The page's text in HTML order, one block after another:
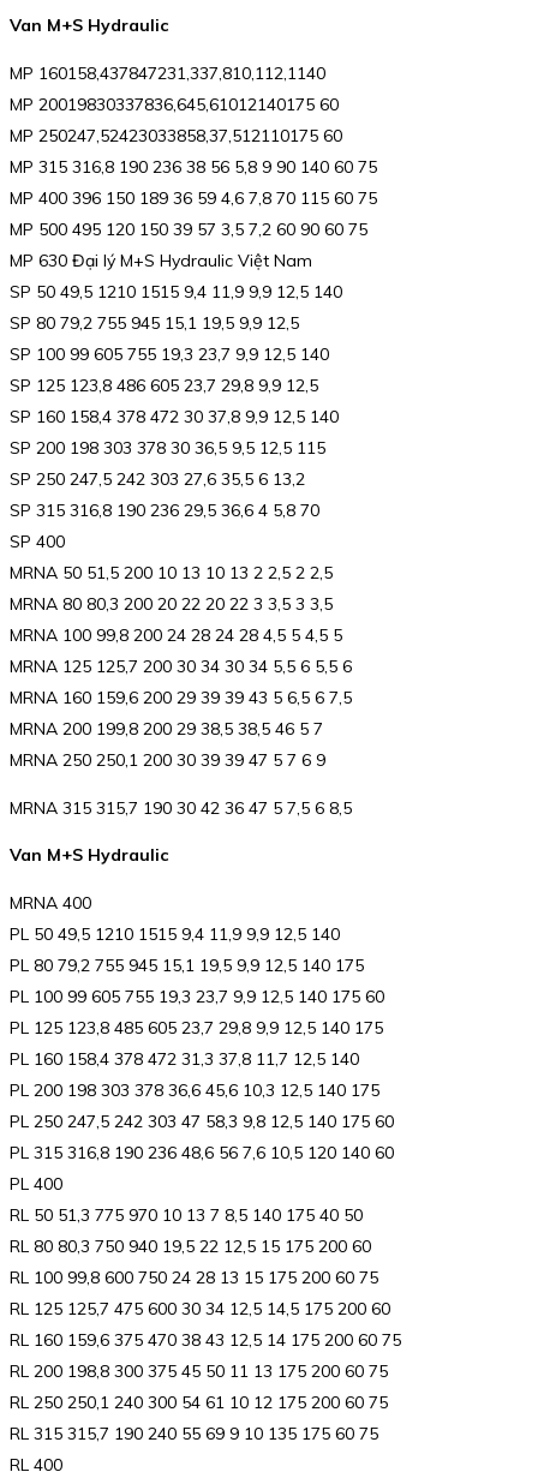
Van M+S Hydraulic
MP 160158,437847231,337,810,112,1140
MP 20019830337836,645,61012140175 60
MP 250247,52423033858,37,512110175 60
MP 315 316,8 190 236 38 56 5,8 9 90 140 60 75
MP 400 396 150 189 36 59 4,6 7,8 70 115 60 75
MP 500 495 120 150 39 57 3,5 7,2 60 90 60 75
MP 630 Đại lý M+S Hydraulic Việt Nam
SP 50 49,5 1210 1515 9,4 11,9 9,9 12,5 140
SP 80 79,2 755 945 15,1 19,5 9,9 12,5
SP 100 99 605 755 19,3 23,7 9,9 12,5 140
SP 125 123,8 486 605 23,7 29,8 9,9 12,5
SP 160 158,4 378 472 30 37,8 9,9 12,5 140
SP 200 198 303 378 30 36,5 9,5 12,5 115
SP 250 247,5 242 303 27,6 35,5 6 13,2
SP 315 316,8 190 236 29,5 36,6 4 5,8 70
SP 400
MRNA 50 51,5 200 10 13 10 13 2 2,5 2 2,5
MRNA 80 80,3 200 20 22 20 22 3 3,5 3 3,5
MRNA 100 99,8 200 24 28 24 28 4,5 5 4,5 5
MRNA 125 125,7 200 30 34 30 34 5,5 6 5,5 6
MRNA 160 159,6 200 29 39 39 43 5 6,5 6 7,5
MRNA 200 199,8 200 29 38,5 38,5 46 5 7
MRNA 250 250,1 200 30 39 39 47 5 7 6 9
MRNA 315 315,7 190 30 42 36 47 5 7,5 6 8,5
Van M+S Hydraulic
MRNA 400
PL 50 49,5 1210 1515 9,4 11,9 9,9 12,5 140
PL 80 79,2 755 945 15,1 19,5 9,9 12,5 140 175
PL 100 99 605 755 19,3 23,7 9,9 12,5 140 175 60
PL 125 123,8 485 605 23,7 29,8 9,9 12,5 140 175
PL 160 158,4 378 472 31,3 37,8 11,7 12,5 140
PL 200 198 303 378 36,6 45,6 10,3 12,5 140 175
PL 250 247,5 242 303 47 58,3 9,8 12,5 140 175 60
PL 315 316,8 190 236 48,6 56 7,6 10,5 120 140 60
PL 400
RL 50 51,3 775 970 10 13 7 8,5 140 175 40 50
RL 80 80,3 750 940 19,5 22 12,5 15 175 200 60
RL 100 99,8 600 750 24 28 13 15 175 200 60 75
RL 125 125,7 475 600 30 34 12,5 14,5 175 200 60
RL 160 159,6 375 470 38 43 12,5 14 175 200 60 75
RL 200 198,8 300 375 45 50 11 13 175 200 60 75
RL 250 250,1 240 300 54 61 10 12 175 200 60 75
RL 315 315,7 190 240 55 69 9 10 135 175 60 75
RL 400